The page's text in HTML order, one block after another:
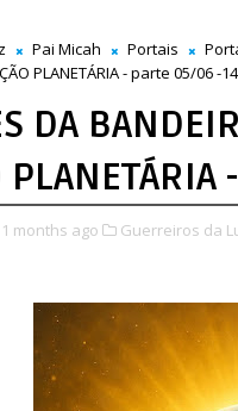
Pai Micah Portais
PLANETÁRIA - parte 05/06 -
DA
months ago Guerreiros da